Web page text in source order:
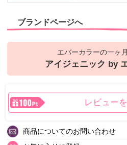
ブランドページへ
エバーカラーの一ヶ
アイジェニック by
レビュー
商品についてのお問い合わせ